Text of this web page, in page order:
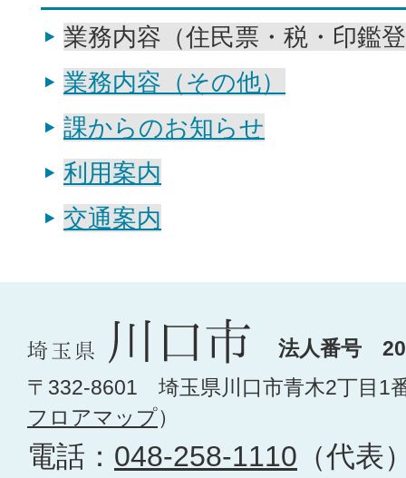
業務内容（住民票・税・印鑑
業務内容（その他）
課からのお知らせ
利用案内
交通案内
法人番号
〒332-8601 埼玉県川口市青木2丁目1
フロアマップ）
電話： 048-258-1110 （代表